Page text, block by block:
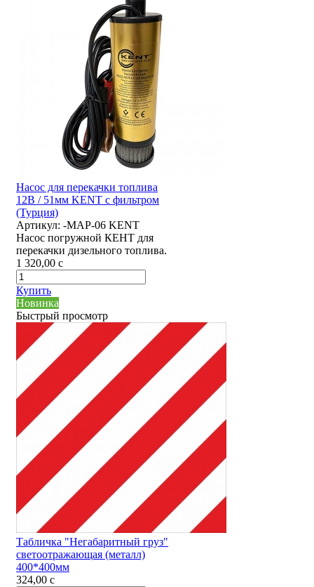
Насос для перекачки топлива
12В / 51мм KENT с фильтром
(Турция)
Артикул: -MAP-06 KENT
Насос погружной КЕНТ для
перекачки дизельного топлива.
1 320,00 c
Купить
Новинка
Быстрый просмотр
Табличка "Негабаритный груз"
светоотражающая (металл)
400*400мм
324,00 c